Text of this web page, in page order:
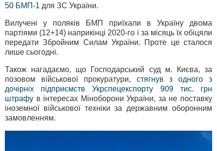
50 БМП-1 для ЗС України.
Вилучені у поляків БМП приїхали в Україну двома
партіями (12+14) наприкінці 2020-го і за місяць їх обіцяли
передати Збройним Силам України. Проте це сталося
лише сьогодні.
Також нагадаємо, що Господарський суд м. Києва, за
позовом військової прокуратури, стягнув з одного з
дочірніх підприємств Укрспецекспорту 909 тис. грн
штрафу в інтересах Міноборони України, за не поставку
іноземної військової техніки за державним оборонним
замовленням.